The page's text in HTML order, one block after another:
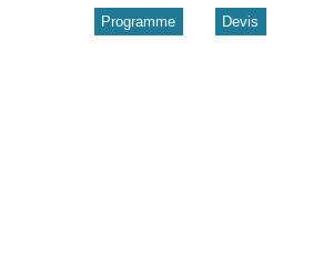
Programme Devis